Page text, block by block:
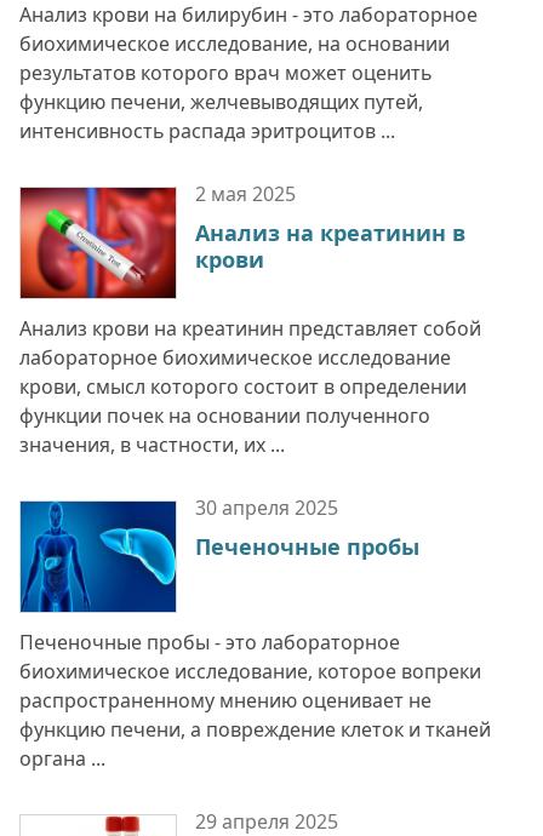
Анализ крови на билирубин - это лабораторное
биохимическое исследование, на основании
результатов которого врач может оценить
функцию печени, желчевыводящих путей,
интенсивность распада эритроцитов ...
2 мая 2025
Анализ на креатинин в
крови
Анализ крови на креатинин представляет собой
лабораторное биохимическое исследование
крови, смысл которого состоит в определении
функции почек на основании полученного
значения, в частности, их ...
30 апреля 2025
Печеночные пробы
Печеночные пробы - это лабораторное
биохимическое исследование, которое вопреки
распространенному мнению оценивает не
функцию печени, а повреждение клеток и тканей
органа ...
29 апреля 2025